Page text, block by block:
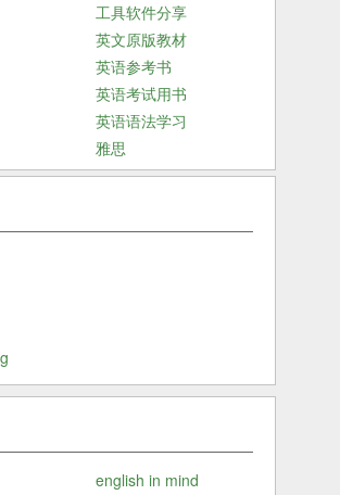
工具软件分享
英文原版教材
英语参考书
英语考试用书
英语语法学习
雅思
english in mind